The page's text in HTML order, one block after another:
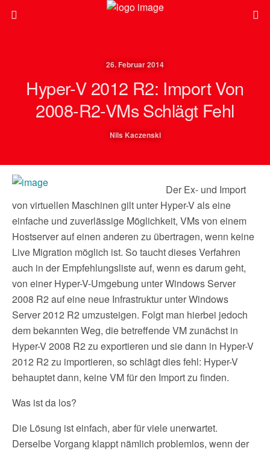
26. Februar 2014
Hyper-V 2012 R2: Import Von
2008-R2-VMs Schlägt Fehl
Nils Kaczenski
Der Ex- und Import
von virtuellen Maschinen gilt unter Hyper-V als eine
einfache und zuverlässige Möglichkeit, VMs von einem
Hostserver auf einen anderen zu übertragen, wenn keine
Live Migration möglich ist. So taucht dieses Verfahren
auch in der Empfehlungsliste auf, wenn es darum geht,
von einer Hyper-V-Umgebung unter Windows Server
2008 R2 auf eine neue Infrastruktur unter Windows
Server 2012 R2 umzusteigen. Folgt man hierbei jedoch
dem bekannten Weg, die betreffende VM zunächst in
Hyper-V 2008 R2 zu exportieren und sie dann in Hyper-V
2012 R2 zu importieren, so schlägt dies fehl: Hyper-V
behauptet dann, keine VM für den Import zu finden.
Was ist da los?
Die Lösung ist einfach, aber für viele unerwartet.
Derselbe Vorgang klappt nämlich problemlos, wenn der